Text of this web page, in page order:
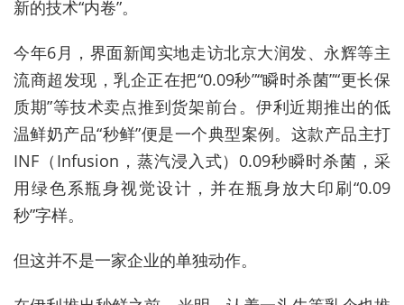
新的技术“内卷”。
今年6月，界面新闻实地走访北京大润发、永辉等主
流商超发现，乳企正在把“0.09秒”“瞬时杀菌”“更长保
质期”等技术卖点推到货架前台。伊利近期推出的低
温鲜奶产品“秒鲜”便是一个典型案例。这款产品主打
INF（Infusion，蒸汽浸入式）0.09秒瞬时杀菌，采
用绿色系瓶身视觉设计，并在瓶身放大印刷“0.09
秒”字样。
但这并不是一家企业的单独动作。